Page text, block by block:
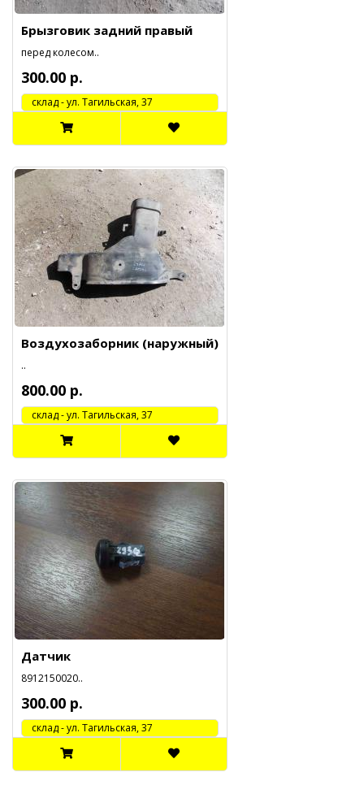
Брызговик задний правый
перед колесом..
300.00 р.
cклад - ул. Тагильская, 37
Воздухозаборник (наружный)
..
800.00 р.
cклад - ул. Тагильская, 37
Датчик
8912150020..
300.00 р.
cклад - ул. Тагильская, 37